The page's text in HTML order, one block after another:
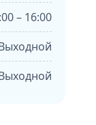
– 16:00